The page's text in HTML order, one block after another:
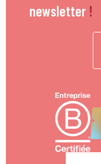
newsletter !